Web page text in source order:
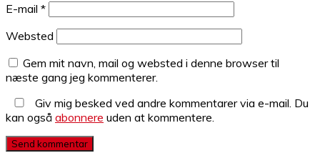
E-mail *
Websted
Gem mit navn, mail og websted i denne browser til
næste gang jeg kommenterer.
Giv mig besked ved andre kommentarer via e-mail. Du
kan også abonnere uden at kommentere.